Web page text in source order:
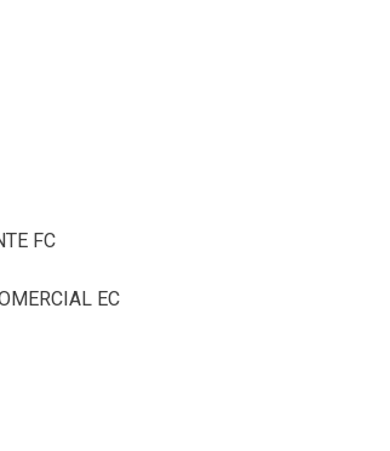
FC
EC